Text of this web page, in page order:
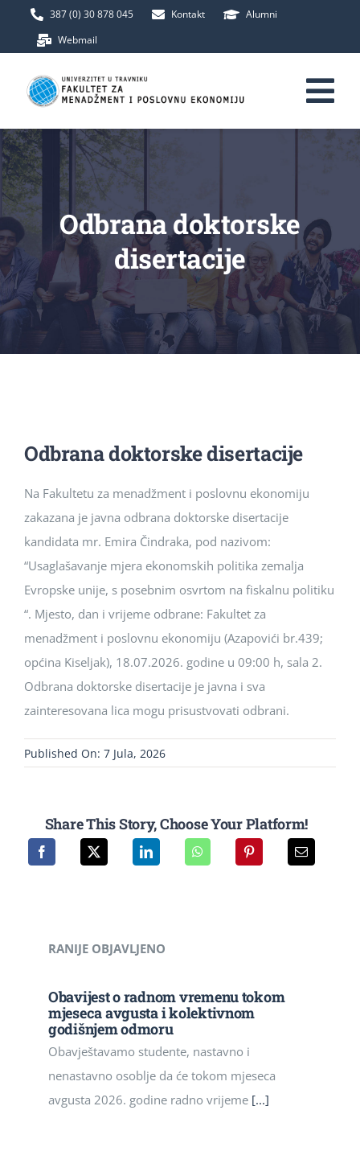
387 (0) 30 878 045 Kontakt
Alumni
Webmail
Početna
Fakultet
Upis
Studij
Odbrana doktorske
disertacije
Odbrana doktorske disertacije
Na Fakultetu za menadžment i poslovnu ekonomiju
zakazana je javna odbrana doktorske disertacije
kandidata mr. Emira Čindraka, pod nazivom:
“Usaglašavanje mjera ekonomskih politika zemalja
Evropske unije, s posebnim osvrtom na fiskalnu politiku
“. Mjesto, dan i vrijeme odbrane: Fakultet za
menadžment i poslovnu ekonomiju (Azapovići br.439;
općina Kiseljak), 18.07.2026. godine u 09:00 h, sala 2.
Odbrana doktorske disertacije je javna i sva
zainteresovana lica mogu prisustvovati odbrani.
Published On: 7 Jula, 2026
Share This Story, Choose Your Platform!
RANIJE OBJAVLJENO
Obavijest o radnom vremenu tokom
mjeseca avgusta i kolektivnom
godišnjem odmoru
Obavještavamo studente, nastavno i
nenastavno osoblje da će tokom mjeseca
avgusta 2026. godine radno vrijeme [...]